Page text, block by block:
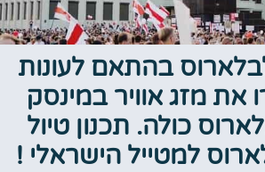
בהתאם לעונות
את מזג אוויר במינסק
כולה. תכנון טיול
למטייל הישראלי !